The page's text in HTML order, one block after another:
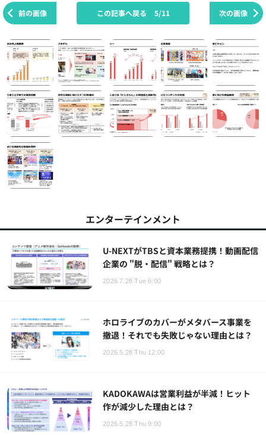
前の画像 次の画像
この記事へ戻る 5/11
エンターテインメント
U-NEXTがTBSと資本業務提携！動画配信
企業の "脱・配信" 戦略とは？
2026.7.28 Tue 6:00
ホロライブのカバーがメタバース事業を
撤退！それでも失敗じゃない理由とは？
2026.5.28 Thu 12:00
KADOKAWAは営業利益が半減！ヒット
作が減少した理由とは？
2026.5.28 Thu 9:00